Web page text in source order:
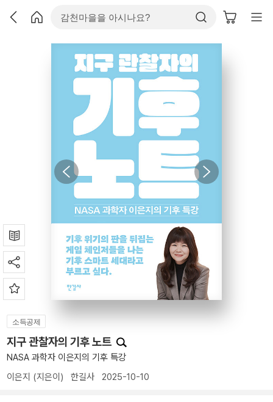
소득공제
지구 관찰자의 기후 노트
NASA 과학자 이은지의 기후 특강
이은지 (지은이) 한길사 2025-10-10